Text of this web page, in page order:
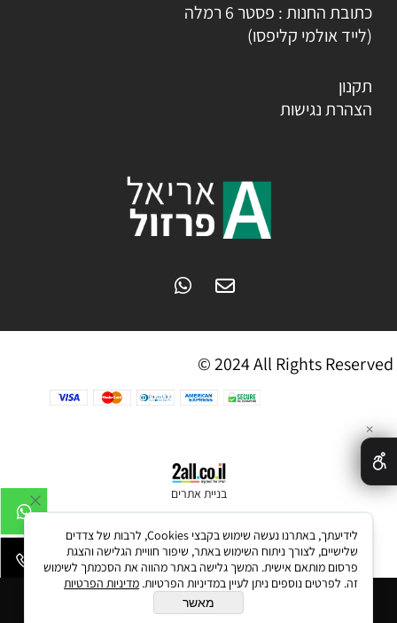
הוסף לסל
כתובת החנות : פסטר 6 רמלה
(לייד אולמי קליפסו)
תקנון
הצהרת נגישות
© 2024 All Rights Reserved
בניית אתרים
✕
לידיעתך, באתרנו נעשה שימוש בקבצי Cookies, לרבות של צדדים
שלישיים, לצורך ניתוח השימוש באתר, שיפור חוויית הגלישה והצגת
פרסום מותאם אישית. המשך גלישה באתר מהווה את הסכמתך לשימוש
זה. לפרטים נוספים ניתן לעיין במדיניות הפרטיות. מדיניות הפרטיות
מאשר